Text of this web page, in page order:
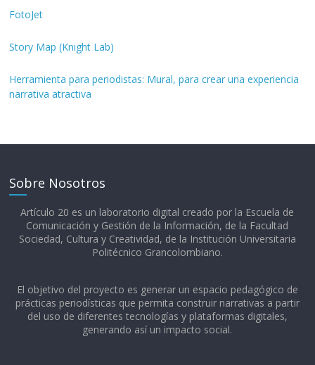
FotoJet
Story Map (Knight Lab)
Herramienta para periodistas: Mural, para crear una experiencia
narrativa atractiva
Sobre Nosotros
Artículo 20 es un laboratorio digital creado por la Escuela de
Comunicación y Gestión de la Información, de la Facultad
Sociedad, Cultura y Creatividad, de la Institución Universitaria
Politécnico Grancolombiano.​
El objetivo del proyecto es generar un espacio pedagógico de
prácticas periodísticas que permita construir narrativas a partir
del uso de diferentes tecnologías y plataformas digitales,
generando así un impacto social.